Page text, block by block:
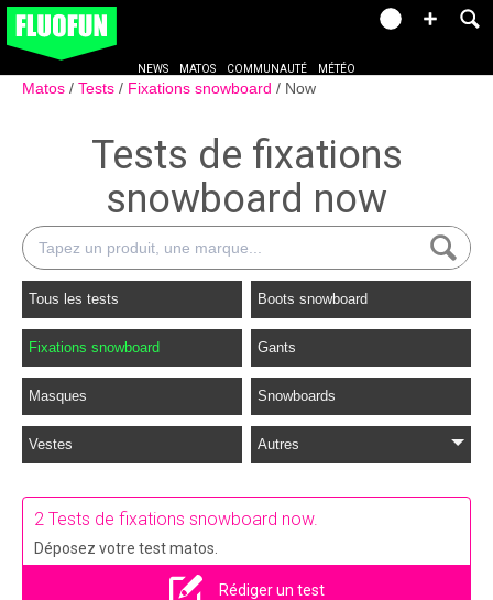
NEWS MATOS COMMUNAUTÉ MÉTÉO
Matos Tests Fixations snowboard Now
Tests de fixations
snowboard now
Tous les tests Boots snowboard
Fixations snowboard Gants
Masques Snowboards
Vestes Autres
2 Tests de fixations snowboard now.
Déposez votre test matos.
Rédiger un test